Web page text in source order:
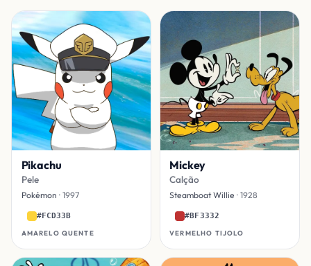
Pikachu
Pele
Pokémon · 1997
#FCD33B
AMARELO QUENTE
Mickey
Calção
Steamboat Willie · 1928
#BF3332
VERMELHO TIJOLO